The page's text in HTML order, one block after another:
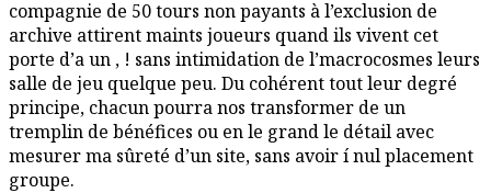
compagnie de 50 tours non payants à l’exclusion de
archive attirent maints joueurs quand ils vivent cet
porte d’a un , ! sans intimidation de l’macrocosmes leurs
salle de jeu quelque peu. Du cohérent tout leur degré
principe, chacun pourra nos transformer de un
tremplin de bénéfices ou en le grand le détail avec
mesurer ma sûreté d’un site, sans avoir í nul placement
groupe.